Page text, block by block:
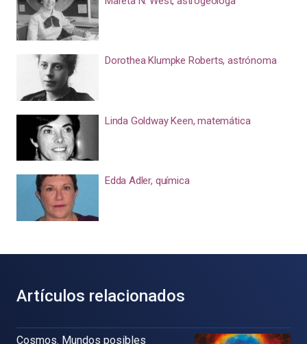
Dorothea Klumpke Roberts, astrónoma
Linda Goldway Keen, matemática
Edda Adler, química
Artículos relacionados
Cosmos. Mundos posibles